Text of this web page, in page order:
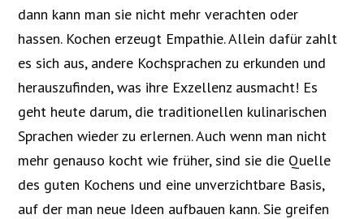
dann kann man sie nicht mehr verachten oder
hassen. Kochen erzeugt Empathie. Allein dafür zahlt
es sich aus, andere Kochsprachen zu erkunden und
herauszufinden, was ihre Exzellenz ausmacht! Es
geht heute darum, die traditionellen kulinarischen
Sprachen wieder zu erlernen. Auch wenn man nicht
mehr genauso kocht wie früher, sind sie die Quelle
des guten Kochens und eine unverzichtbare Basis,
auf der man neue Ideen aufbauen kann. Sie greifen